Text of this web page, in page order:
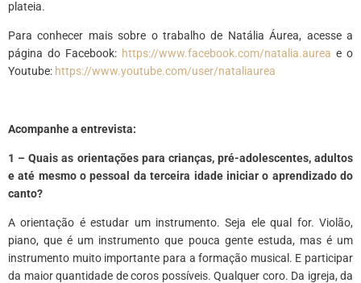
plateia.
Para conhecer mais sobre o trabalho de Natália Áurea, acesse a
página do Facebook: https://www.facebook.com/natalia.aurea e o
Youtube: https://www.youtube.com/user/nataliaurea
Acompanhe a entrevista:
1 – Quais as orientações para crianças, pré-adolescentes, adultos
e até mesmo o pessoal da terceira idade iniciar o aprendizado do
canto?
A orientação é estudar um instrumento. Seja ele qual for. Violão,
piano, que é um instrumento que pouca gente estuda, mas é um
instrumento muito importante para a formação musical. E participar
da maior quantidade de coros possíveis. Qualquer coro. Da igreja, da